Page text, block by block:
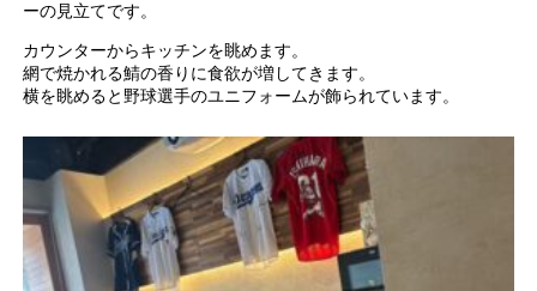
ーの見立てです。
カウンターからキッチンを眺めます。
網で焼かれる鯖の香りに食欲が増してきます。
横を眺めると野球選手のユニフォームが飾られています。